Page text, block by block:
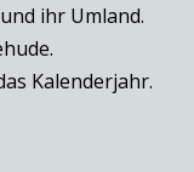
ihr Umland.
Kalenderjahr.